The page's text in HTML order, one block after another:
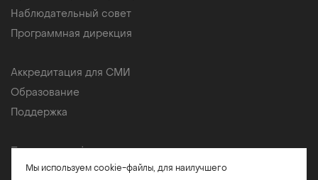
Наблюдательный совет
Программная дирекция
Аккредитация для СМИ
Образование
Поддержка
Обработка персональных данных
Мы используем cookie-файлы, для наилучшего